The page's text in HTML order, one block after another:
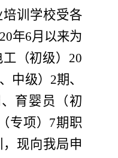
训 学校受各
20年6月 以来为
工 （初级） 20
、中级） 2期、
育婴员（初
专项） 7期职
，现向我局申